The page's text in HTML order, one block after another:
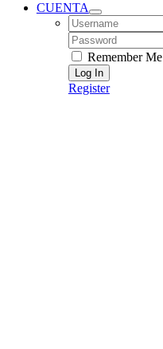
CUENTA
Username:
Password:
Remember Me
Register